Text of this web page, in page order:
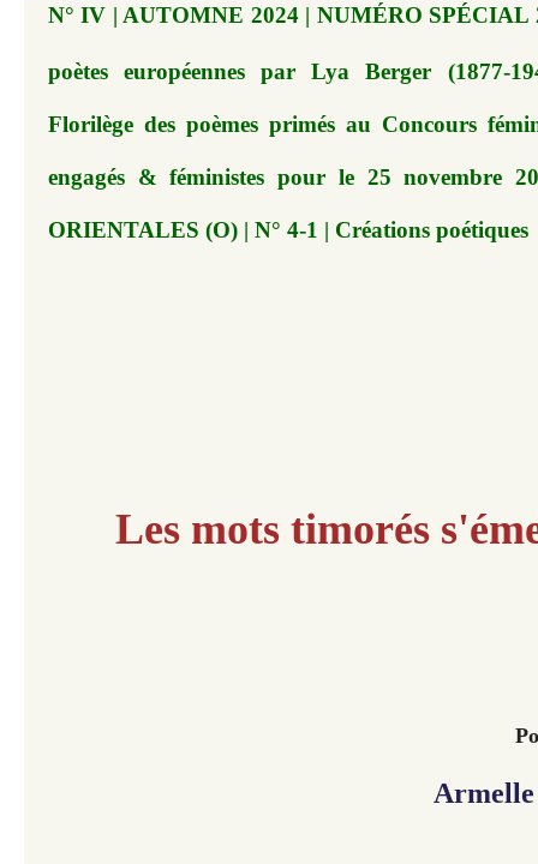
N° IV | AUTOMNE 2024 | NUMÉRO SPÉCIAL
poètes européennes par Lya Berger (1877-
Florilège des poèmes primés au Concours
engagés & féministes pour le 25 novembre
ORIENTALES (O) | N° 4-1 | Créations poétiques
Les mots timorés